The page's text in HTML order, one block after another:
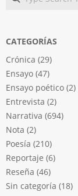
CATEGORÍAS
Crónica (29)
Ensayo (47)
Ensayo poético (2)
Entrevista (2)
Narrativa (694)
Nota (2)
Poesía (210)
Reportaje (6)
Reseña (46)
Sin categoría (18)